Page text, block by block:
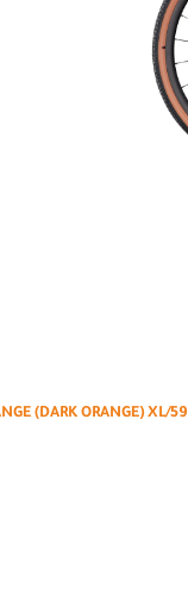
(DARK ORANGE) XL/59